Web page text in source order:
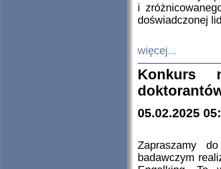
i
doświadczonej
więcej...
Konkurs
05.02.2025
Zapraszamy
badawczym